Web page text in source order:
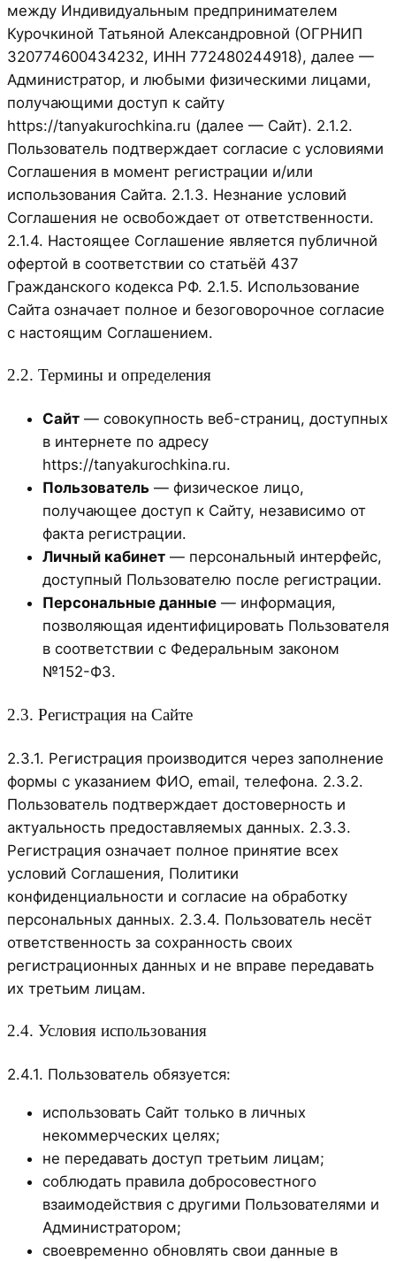
между Индивидуальным предпринимателем
Курочкиной Татьяной Александровной (ОГРНИП
320774600434232, ИНН 772480244918), далее —
Администратор, и любыми физическими лицами,
получающими доступ к сайту
https://tanyakurochkina.ru (далее — Сайт). 2.1.2.
Пользователь подтверждает согласие с условиями
Соглашения в момент регистрации и/или
использования Сайта. 2.1.3. Незнание условий
Соглашения не освобождает от ответственности.
2.1.4. Настоящее Соглашение является публичной
офертой в соответствии со статьёй 437
Гражданского кодекса РФ. 2.1.5. Использование
Сайта означает полное и безоговорочное согласие
с настоящим Соглашением.
2.2. Термины и определения
Сайт — совокупность веб-страниц, доступных
в интернете по адресу
https://tanyakurochkina.ru.
Пользователь — физическое лицо,
получающее доступ к Сайту, независимо от
факта регистрации.
Личный кабинет — персональный интерфейс,
доступный Пользователю после регистрации.
Персональные данные — информация,
позволяющая идентифицировать Пользователя
в соответствии с Федеральным законом
№152-ФЗ.
2.3. Регистрация на Сайте
2.3.1. Регистрация производится через заполнение
формы с указанием ФИО, email, телефона. 2.3.2.
Пользователь подтверждает достоверность и
актуальность предоставляемых данных. 2.3.3.
Регистрация означает полное принятие всех
условий Соглашения, Политики
конфиденциальности и согласие на обработку
персональных данных. 2.3.4. Пользователь несёт
ответственность за сохранность своих
регистрационных данных и не вправе передавать
их третьим лицам.
2.4. Условия использования
2.4.1. Пользователь обязуется:
использовать Сайт только в личных
некоммерческих целях;
не передавать доступ третьим лицам;
соблюдать правила добросовестного
взаимодействия с другими Пользователями и
Администратором;
своевременно обновлять свои данные в